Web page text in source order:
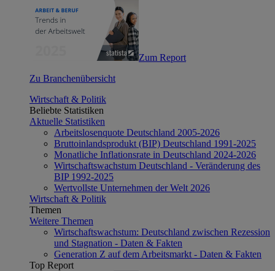
Zum Report
Zu Branchenübersicht
Wirtschaft & Politik
Beliebte Statistiken
Aktuelle Statistiken
Arbeitslosenquote Deutschland 2005-2026
Bruttoinlandsprodukt (BIP) Deutschland 1991-2025
Monatliche Inflationsrate in Deutschland 2024-2026
Wirtschaftswachstum Deutschland - Veränderung des
BIP 1992-2025
Wertvollste Unternehmen der Welt 2026
Wirtschaft & Politik
Themen
Weitere Themen
Wirtschaftswachstum: Deutschland zwischen Rezession
und Stagnation - Daten & Fakten
Generation Z auf dem Arbeitsmarkt - Daten & Fakten
Top Report